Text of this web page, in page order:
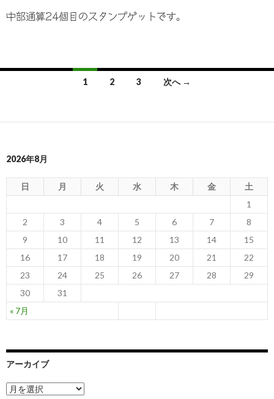
中部通算24個目のスタンプゲットです。
稿
ビ
ー
シ
ョ
1 2 3 次へ →
2026年8月
日 月 火 水 木 金 土
« 7月
1
2
3 4 5 6 7
8
9
10 11 12 13 14
15
16
17 18 19 20 21
22
23
24 25 26 27 28
29
30
31
アーカイブ
ア